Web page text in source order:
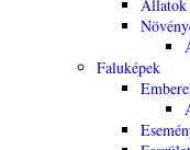
Állatok
Faluképek